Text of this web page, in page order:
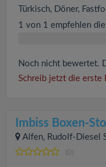
Türkisch, Döner,
1 von 1 empfehlen
Noch nicht bewertet.
Schreib jetzt die erste
Imbiss Boxen-
Alfen, Rudolf-Diesel
(0)